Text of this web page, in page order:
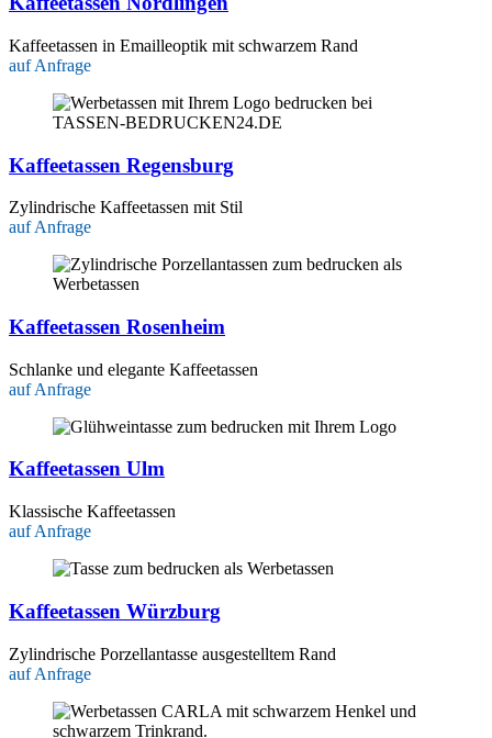
Kaffeetassen in Emailleoptik mit schwarzem Rand
auf Anfrage
Kaffeetassen Regensburg
Zylindrische Kaffeetassen mit Stil
auf Anfrage
Kaffeetassen Rosenheim
Schlanke und elegante Kaffeetassen
auf Anfrage
Kaffeetassen Ulm
Klassische Kaffeetassen
auf Anfrage
Kaffeetassen Würzburg
Zylindrische Porzellantasse ausgestelltem Rand
auf Anfrage